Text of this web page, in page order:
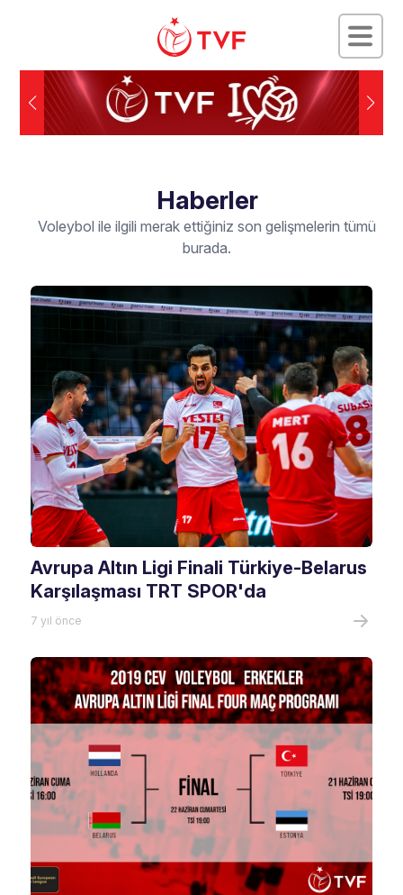
Haberler
Voleybol ile ilgili merak ettiğiniz son gelişmelerin tümü
burada.
Avrupa Altın Ligi Finali Türkiye-Belarus
Karşılaşması TRT SPOR'da
7 yıl önce